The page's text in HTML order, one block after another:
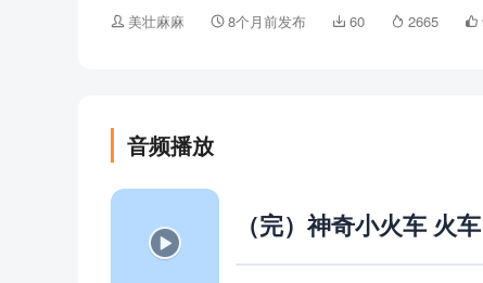
美壮麻麻 8个月前发布 60 2665
音频播放
（完）神奇小火车 火